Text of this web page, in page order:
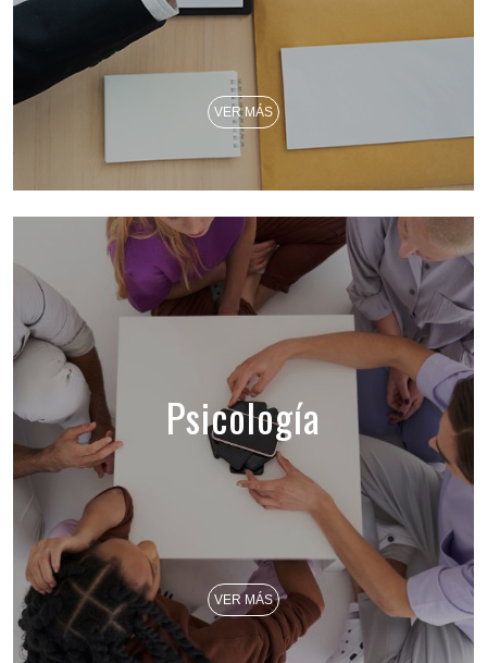
VER MÁS
Psicología
VER MÁS